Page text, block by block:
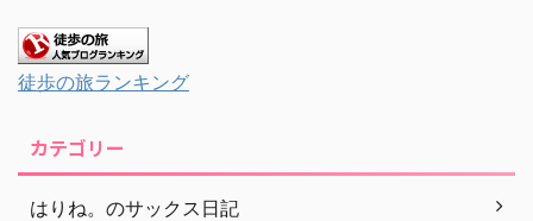
徒歩の旅ランキング
カテゴリー
はりね。のサックス日記